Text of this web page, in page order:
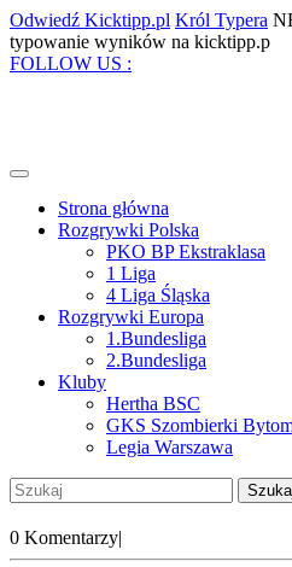
Skip
to
content
Odwiedź Kicktipp.pl Odwiedź
Kicktipp.pl
Król Typera
typowanie wyników na kicktipp.p
FOLLOW US :
Open
Strona główna
Rozgrywki Polska
PKO BP Ekstraklasa
1 Liga
4 Liga Śląska
Rozgrywki Europa
1.Bundesliga
2.Bundesliga
Kluby
Hertha BSC
GKS Szombierki
Legia Warszawa
Close
Menu
Szukaj:
Account
0 Komentarzy|